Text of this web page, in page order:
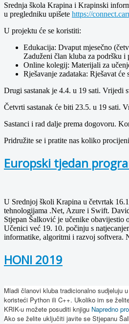
Srednja škola Krapina i Krapinski
u pregledniku upišete https://
U projektu će se koristiti:
Edukacija: Dvaput mjesečno
Zaduženi član kluba za podršku
Online kolegij: Materijali za
Rješavanje zadataka: Rješavat
Drugi sastanak je 4.4. u 19 sati. Vrijedi
Četvrti sastanak će biti 23.5. u 19 sati.
Sastanci i rad dalje prema dogovoru.
Pridružite se i pratite nas koliko
Europski tjedan
U Srednjoj školi Krapina u četvrtak
tehnologijama .Net, Azure i Swift.
Stjepan Šalković je učenike obavijestio
Učenici već 19. 10. počinju s
informatike, algoritmi i razvoj softvera.
HONI 2019
Mladi članovi kluba tradicionalno sudjeluju
koristeći Python ili C++. Ukoliko im se
KRIK-u možete posuditi knjigu Napredno
Ako se želite uključiti javite se Stjepanu